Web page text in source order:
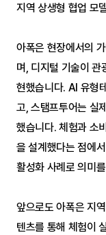
지역 상생형 협업 모
아폭은 현장에서의
며, 디지털 기술이 관
현했습니다. AI 유형
고, 스탬프투어는 실
했습니다. 체험과 소
을 설계했다는 점에
활성화 사례로 의미
앞으로도 아폭은 지
텐츠를 통해 체험이